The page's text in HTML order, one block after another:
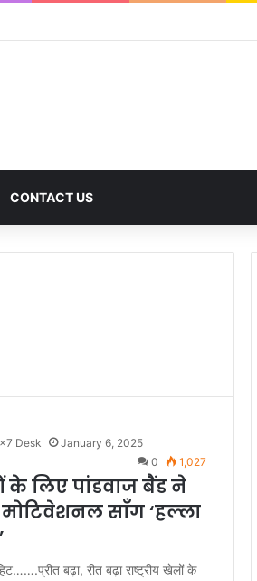
किया जा रहा परेशान: बोले राष्ट्रीय प्रवक्ता आलोक शर्मा
CONTACT US
Desk
January 6, 2025
0
1,027
के लिए पांडवाज बैंड ने
साॅंग ‘हल्ला
बढ़ा, रीत बढ़ा राष्ट्रीय खेलों के